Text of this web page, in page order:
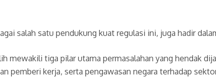
salah satu pendukung kuat regulasi ini, juga hadir
mewakili tiga pilar utama permasalahan yang hendak
pemberi kerja, serta pengawasan negara terhadap